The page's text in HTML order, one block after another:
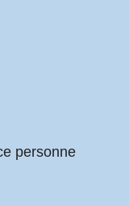
personne